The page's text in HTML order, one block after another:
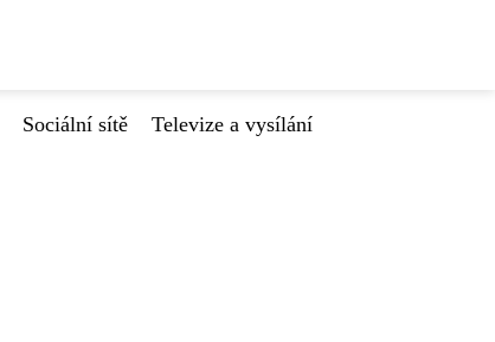
Sociální sítě Televize a vysílání